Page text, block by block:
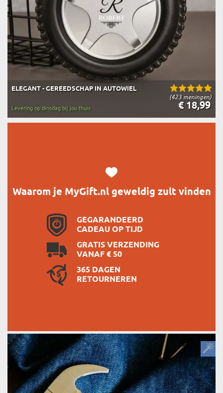
(423 meningen)
ELEGANT - GEREEDSCHAP IN AUTOWIEL
€ 18,99
Levering op dinsdag bij jou thuis
Waarom je MyGift.nl geweldig zult vinden
GEGARANDEERD
CADEAU OP TIJD
GRATIS VERZENDING
VANAF € 50
365 DAGEN
RETOURNEREN